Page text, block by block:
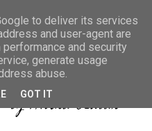
to deliver its services
and user-agent are
and security
generate usage
abuse.
GOT IT